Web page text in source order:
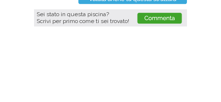
Sei stato in questa piscina?
Scrivi per primo come ti sei trovato!